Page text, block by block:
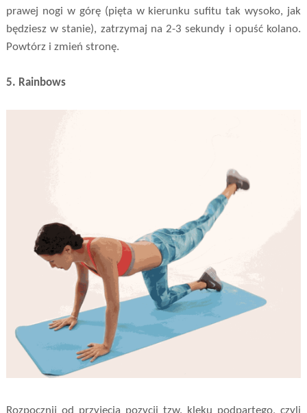
prawej nogi w górę (pięta w kierunku sufitu tak wysoko, jak
będziesz w stanie), zatrzymaj na 2-3 sekundy i opuść kolano.
Powtórz i zmień stronę.
5. Rainbows